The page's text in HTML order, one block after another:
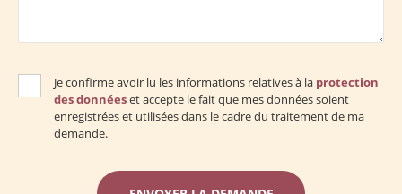
Je confirme avoir lu les informations relatives à la protection
des donnéeset accepte le fait que mes données soient
enregistrées et utilisées dans le cadre du traitement de ma
demande.